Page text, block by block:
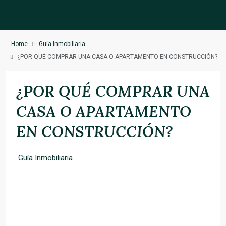
Home
Guía Inmobiliaria
¿POR QUÉ COMPRAR UNA CASA O APARTAMENTO EN CONSTRUCCIÓN?
¿POR QUÉ COMPRAR UNA
CASA O APARTAMENTO
EN CONSTRUCCIÓN?
Guía Inmobiliaria